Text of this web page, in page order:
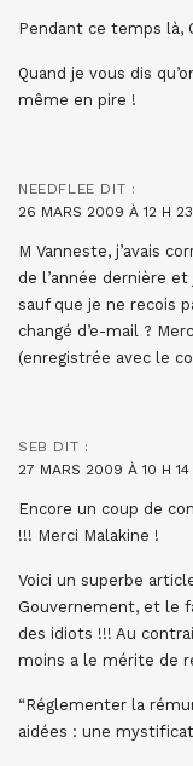
Pendant ce temps là,
Quand je vous dis
même en pire !
NEEDFLEE DIT :
26 MARS 2009 À 12 H
M Vanneste, j’avais
de l’année dernière
sauf que je ne recois
changé d’e-mail ?
(enregistrée avec le
SEB DIT :
27 MARS 2009 À 10 H 14
Encore un coup de
!!! Merci Malakine !
Voici un superbe
Gouvernement, et le
des idiots !!! Au
moins a le mérite de
“Réglementer la
aidées : une